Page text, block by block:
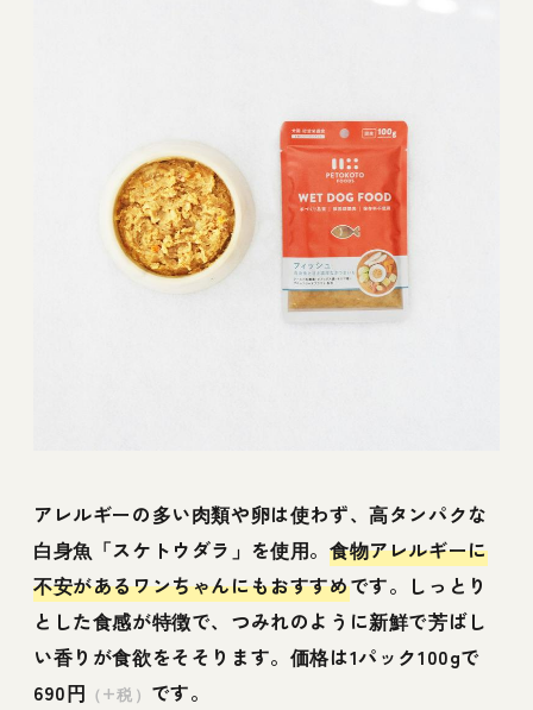
アレルギーの多い肉類や卵は使わず、高タンパクな
白身魚「スケトウダラ」を使用。食物アレルギーに
不安があるワンちゃんにもおすすめです。しっとり
とした食感が特徴で、つみれのように新鮮で芳ばし
い香りが食欲をそそります。価格は1パック100gで
690円 （+税） です。